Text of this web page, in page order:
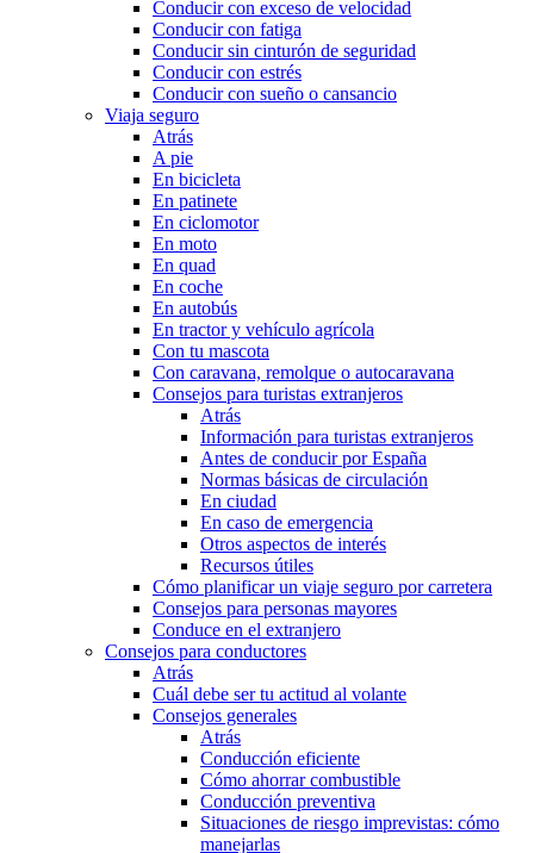
Conducir con exceso de velocidad
Conducir con fatiga
Conducir sin cinturón de seguridad
Conducir con estrés
Conducir con sueño o cansancio
Viaja seguro
Atrás
A pie
En bicicleta
En patinete
En ciclomotor
En moto
En quad
En coche
En autobús
En tractor y vehículo agrícola
Con tu mascota
Con caravana, remolque o autocaravana
Consejos para turistas extranjeros
Atrás
Información para turistas extranjeros
Antes de conducir por España
Normas básicas de circulación
En ciudad
En caso de emergencia
Otros aspectos de interés
Recursos útiles
Cómo planificar un viaje seguro por carretera
Consejos para personas mayores
Conduce en el extranjero
Consejos para conductores
Atrás
Cuál debe ser tu actitud al volante
Consejos generales
Atrás
Conducción eficiente
Cómo ahorrar combustible
Conducción preventiva
Situaciones de riesgo imprevistas: cómo
manejarlas